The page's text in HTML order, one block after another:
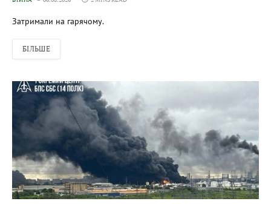
Затримали на гарячому.
БІЛЬШЕ